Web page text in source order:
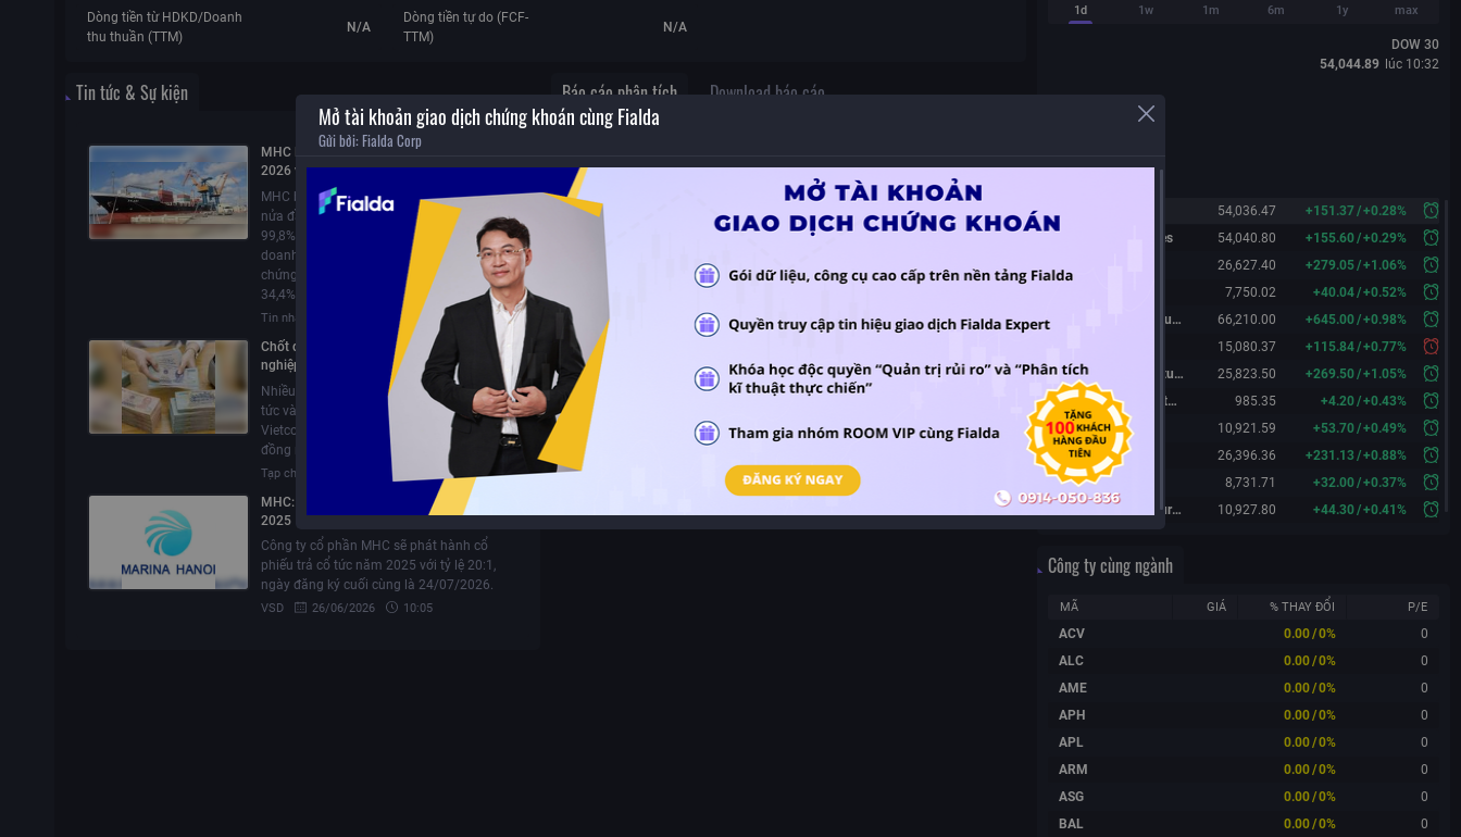
Dòng tiền từ HDKD/Doanh
thu thuần (TTM)
N/A
Dòng tiền tự do (FCF-
TTM)
N/A
Tin tức & Sự kiện
MHC lỗ 28,11 tỷ đồng trong nửa đầu năm
2026 và đầu tư 238,5 tỷ đồng vào thị
trường chứng khoán
MHC báo lỗ sau thuế 28,11 tỷ đồng trong
nửa đầu năm 2026, do doanh thu sụt giảm
99,8% và chi phí tài chính tăng. Dù kinh
doanh thua lỗ, công ty vẫn tăng đầu tư
chứng khoán lên 238,5 tỷ đồng, chiếm
34,4% tổng tài sản.
Tin nhanh CK 31/07/2026
Chốt quyền ngày 23/7/2026: Loạt doanh
nghiệp trả cổ tức, đáng chú ý có hai "ông
lớn" Vietcombank và VietinBank
Nhiều doanh nghiệp chốt quyền nhận cổ
tức vào ngày 23/7/2026, nổi bật là
Vietcombank và VietinBank cùng trả 450
đồng mỗi cổ phiếu bằng tiền mặt.
Tạp chí tài chính 23/07/2026 15:43
MHC: Phát hành cổ phiếu để trả cổ tức năm
2025
Công ty cổ phần MHC sẽ phát hành cổ
phiếu trả cổ tức năm 2025 với tỷ lệ 20:1,
ngày đăng ký cuối cùng là 24/07/2026.
VSD 26/06/2026 10:05
Báo cáo phân tích Download báo cáo
MHC – Nền tảng cơ bản chưa được cải thiện
1d 1w 1m 6m 1y max
DOW 30
54,044.89 lúc 10:32
54,036.47 +151.37/+0.28%
Dow 30 Futures
54,040.80 +155.60/+0.29%
26,627.40 +279.05/+1.06%
7,750.02 +40.04/+0.52%
Nikkei 225 Futures
66,210.00 +645.00/+0.98%
15,080.37 +115.84/+0.77%
Hang Seng Futures
25,823.50 +269.50/+1.05%
KOSPI 200 Futures
985.35 +4.20/+0.43%
FTSE 100
10,921.59 +53.70/+0.49%
DAX
26,396.36 +231.13/+0.88%
CAC 40
8,731.71 +32.00/+0.37%
FTSE 100 Futures
10,927.80 +44.30/+0.41%
Công ty cùng ngành
MÃ GIÁ % THAY ĐỔI P/E
ACV 0.00/0%
0
ALC
0.00/0%
0
AME
0.00/0%
0
APH
0.00/0%
0
APL
0.00/0%
0
ARM
0.00/0%
0
ASG
0.00/0%
0
BAL
0.00/0% 0
Mở tài khoản giao dịch chứng khoán cùng Fialda
Gửi bởi: Fialda Corp